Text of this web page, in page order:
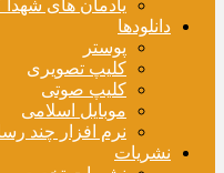
یادمان های شهدا
دانلودها
پوستر
کلیپ تصویری
کلیپ صوتی
موبایل اسلامی
نرم افزار چند
نشریات